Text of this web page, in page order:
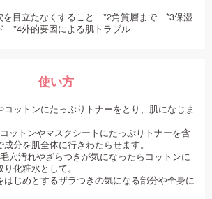
を目立たなくすること *2角質層まで *3保湿
*4外的要因による肌トラブル
使い方
ットンにたっぷりトナーをとり、肌になじま
ットンやマスクシートにたっぷりトナーを含
分を肌全体に行きわたらせます。
穴汚れやざらつきが気になったらコットンに
化粧水として。
じめとするザラつきの気になる部分や全身に